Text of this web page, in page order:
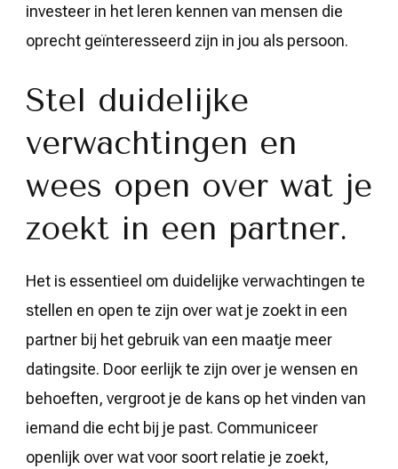
investeer in het leren kennen van mensen die
oprecht geïnteresseerd zijn in jou als persoon.
Stel duidelijke
verwachtingen en
wees open over wat je
zoekt in een partner.
Het is essentieel om duidelijke verwachtingen te
stellen en open te zijn over wat je zoekt in een
partner bij het gebruik van een maatje meer
datingsite. Door eerlijk te zijn over je wensen en
behoeften, vergroot je de kans op het vinden van
iemand die echt bij je past. Communiceer
openlijk over wat voor soort relatie je zoekt,